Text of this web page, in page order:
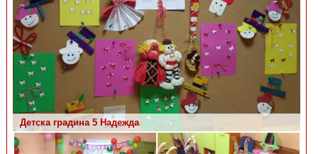
Детска градина 5 Надежда
Детска градина 5 Надежда